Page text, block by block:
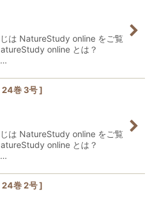
は NatureStudy online をご覧
online とは？
巻 3号 ]
は NatureStudy online をご覧
online とは？
巻 2号 ]